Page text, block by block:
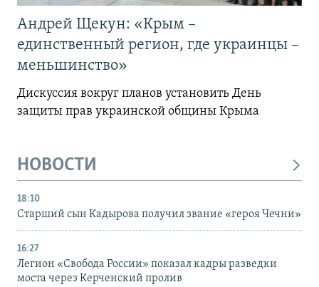
Андрей Щекун: «Крым –
единственный регион, где украинцы –
меньшинство»
Дискуссия вокруг планов установить День
защиты прав украинской общины Крыма
НОВОСТИ
18:10
Старший сын Кадырова получил звание «героя Чечни»
16:27
Легион «Свобода России» показал кадры разведки
моста через Керченский пролив